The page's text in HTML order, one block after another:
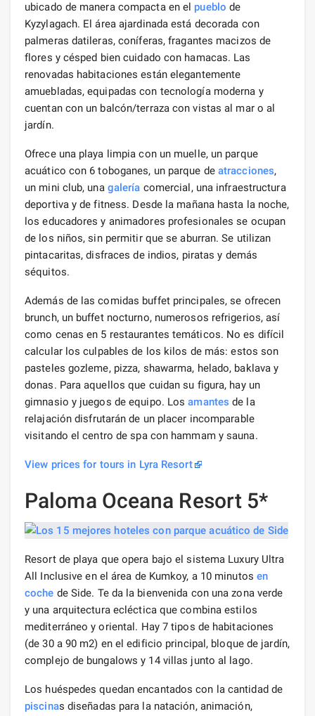
ubicado de manera compacta en el pueblo de
Kyzylagach. El área ajardinada está decorada con
palmeras datileras, coníferas, fragantes macizos de
flores y césped bien cuidado con hamacas. Las
renovadas habitaciones están elegantemente
amuebladas, equipadas con tecnología moderna y
cuentan con un balcón/terraza con vistas al mar o al
jardín.
Ofrece una playa limpia con un muelle, un parque
acuático con 6 toboganes, un parque de atracciones,
un mini club, una galería comercial, una infraestructura
deportiva y de fitness. Desde la mañana hasta la noche,
los educadores y animadores profesionales se ocupan
de los niños, sin permitir que se aburran. Se utilizan
pintacaritas, disfraces de indios, piratas y demás
séquitos.
Además de las comidas buffet principales, se ofrecen
brunch, un buffet nocturno, numerosos refrigerios, así
como cenas en 5 restaurantes temáticos. No es difícil
calcular los culpables de los kilos de más: estos son
pasteles gozleme, pizza, shawarma, helado, baklava y
donas. Para aquellos que cuidan su figura, hay un
gimnasio y juegos de equipo. Losamantes de la
relajación disfrutarán de un placer incomparable
visitando el centro de spa con hammam y sauna.
View prices for tours in Lyra Resort
Paloma Oceana Resort 5*
Resort de playa que opera bajo el sistema Luxury Ultra
All Inclusive en el área de Kumkoy, a 10 minutos en
coche de Side. Te da la bienvenida con una zona verde
y una arquitectura ecléctica que combina estilos
mediterráneo y oriental. Hay 7 tipos de habitaciones
(de 30 a 90 m2) en el edificio principal, bloque de jardín,
complejo de bungalows y 14 villas junto al lago.
Los huéspedes quedan encantados con la cantidad de
piscinas diseñadas para la natación, animación,